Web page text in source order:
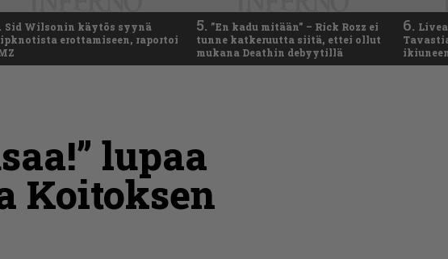
Sid Wilsonin käytös syynä
erottamiseen, raportoi
5. ”En kadu mitään” – Rick Rozz ei
tunne katkeruutta siitä, ettei ollut
mukana Deathin debyytillä
6.
lupaa
Koitoksen